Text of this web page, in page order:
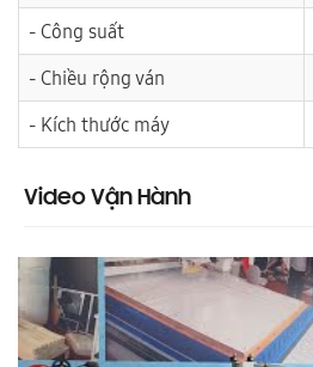
- Công suất
- Chiều rộng ván
- Kích thước máy
Video Vận Hành